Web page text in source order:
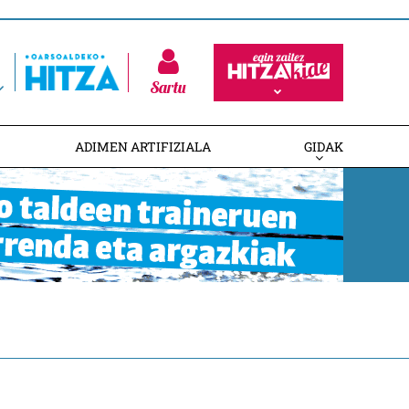
Sartu
ADIMEN ARTIFIZIALA GIDAK